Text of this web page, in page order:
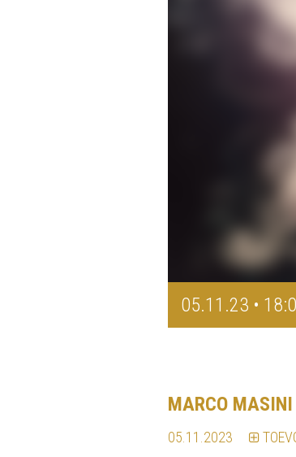
05.11.23 •
MARCO MASINI
05.11.2023